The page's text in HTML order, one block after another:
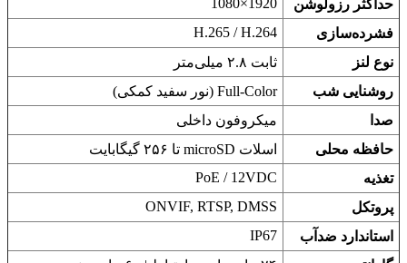
حداکثر رزولوشن
1920×1080
فشرده‌سازی
H.265 / H.264
نوع لنز
ثابت ۲.۸ میلی‌متر
روشنایی شب
Full-Color (نور سفید کمکی)
صدا
میکروفون داخلی
حافظه محلی
اسلات microSD تا ۲۵۶ گیگابایت
تغذیه
PoE / 12VDC
پروتکل
ONVIF, RTSP, DMSS
استاندارد ضدآب
IP67